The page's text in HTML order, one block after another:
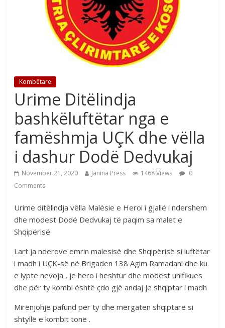
Kombëtare
Urime Ditëlindja
bashkëluftëtar nga e
famëshmja UÇK dhe vëlla
i dashur Dodë Dedvukaj
November 21, 2020 Janina Press 1468 Views
0
Comments
Urime ditëlindja vëlla Malësie e Heroi i gjallë i ndershem
dhe modest Dodë Dedvukaj të paqim sa malet e
Shqipërisë
Lart ja nderove emrin malesisë dhe Shqipërisë si luftëtar
i madh i UÇK-së në Brigaden 138 Agim Ramadani dhe ku
e lypte nevoja , je hero i heshtur dhe modest unifikues
dhe për ty kombi është çdo gjë andaj je shqiptar i madh
Mirënjohje pafund për ty dhe mërgaten shqiptare si
shtyllë e kombit tonë .